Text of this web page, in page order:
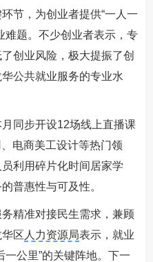
节，为创业者提供“一人一
难题。不少创业者表示，专
创业风险，极大提振了创
公共就业服务的专业水
同步开设12场线上直播课
电商美工设计等热门领
利用碎片化时间居家学
普惠性与可及性。
精准对接民生需求，兼顾
区 人力资源局表示，就业
一公里”的关键阵地。下一